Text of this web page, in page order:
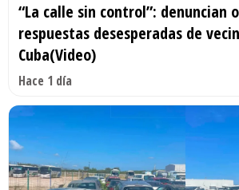
“La calle sin control”: denuncian
respuestas desesperadas de
Cuba(Video)
Hace 1 día